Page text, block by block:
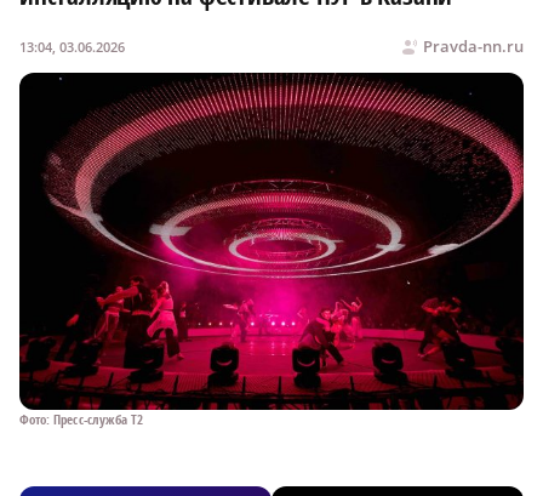
Pravda-nn.ru
13:04, 03.06.2026
Фото: Пресс-служба T2